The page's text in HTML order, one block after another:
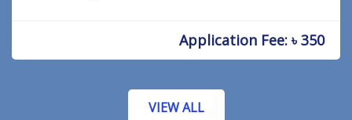
Application Fee: ৳ 350
VIEW ALL